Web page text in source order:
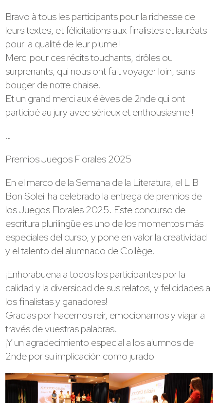
Bravo à tous les participants pour la richesse de
leurs textes, et félicitations aux finalistes et lauréats
pour la qualité de leur plume !
Merci pour ces récits touchants, drôles ou
surprenants, qui nous ont fait voyager loin, sans
bouger de notre chaise.
Et un grand merci aux élèves de 2nde qui ont
participé au jury avec sérieux et enthousiasme !
…
Premios Juegos Florales 2025
En el marco de la Semana de la Literatura, el LIB
Bon Soleil ha celebrado la entrega de premios de
los Juegos Florales 2025. Este concurso de
escritura plurilingüe es uno de los momentos más
especiales del curso, y pone en valor la creatividad
y el talento del alumnado de Collège.
¡Enhorabuena a todos los participantes por la
calidad y la diversidad de sus relatos, y felicidades a
los finalistas y ganadores!
Gracias por hacernos reír, emocionarnos y viajar a
través de vuestras palabras.
¡Y un agradecimiento especial a los alumnos de
2nde por su implicación como jurado!